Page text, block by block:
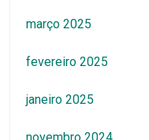
março 2025
fevereiro 2025
janeiro 2025